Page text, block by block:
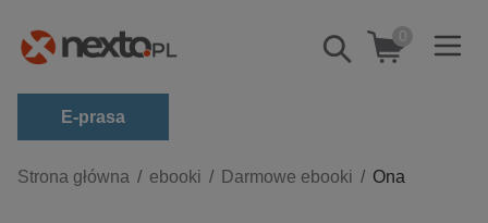
Pokaż/schowaj
wyszukiwarkę
0
E-prasa
Kategorie
Strona główna ebooki Darmowe ebooki Ona